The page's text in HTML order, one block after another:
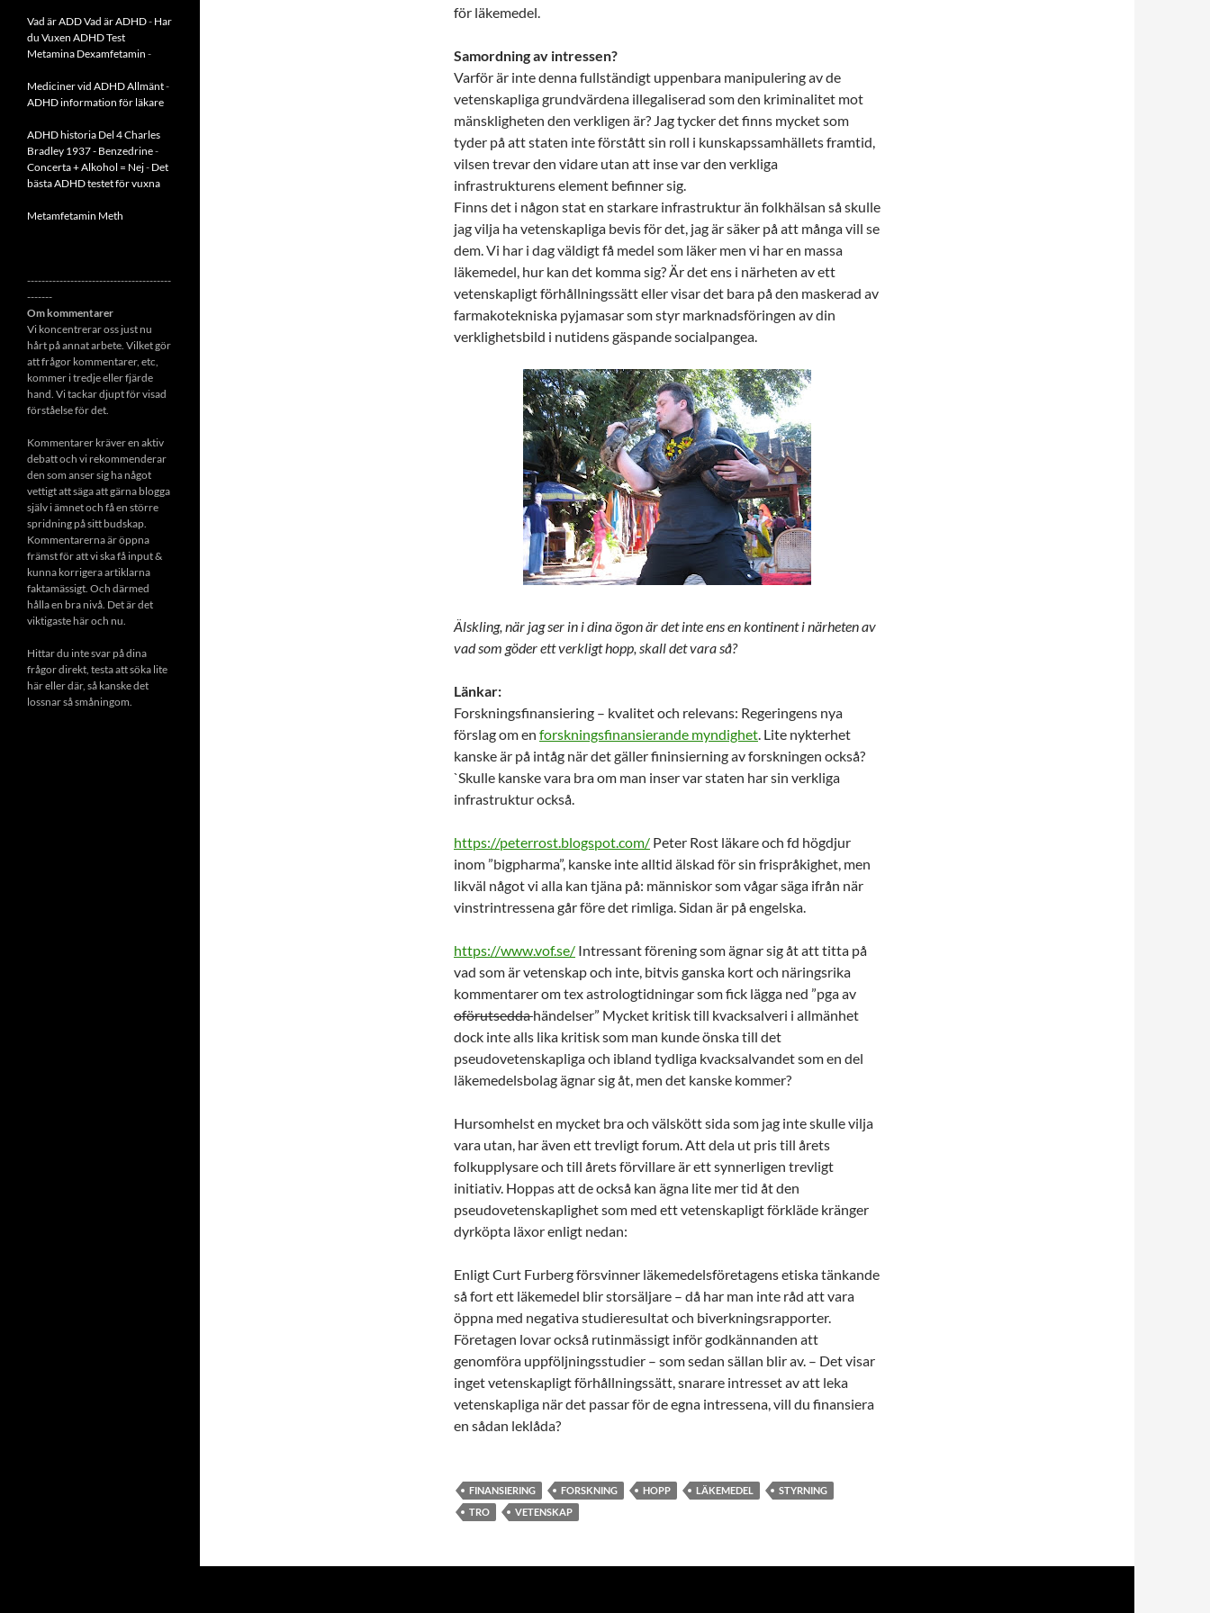
för läkemedel.
Samordning av intressen?
Varför är inte denna fullständigt uppenbara manipulering av de
vetenskapliga grundvärdena illegaliserad som den kriminalitet mot
mänskligheten den verkligen är? Jag tycker det finns mycket som
tyder på att staten inte förstått sin roll i kunskapssamhällets framtid,
vilsen trevar den vidare utan att inse var den verkliga
infrastrukturens element befinner sig.
Finns det i någon stat en starkare infrastruktur än folkhälsan så skulle
jag vilja ha vetenskapliga bevis för det, jag är säker på att många vill se
dem. Vi har i dag väldigt få medel som läker men vi har en massa
läkemedel, hur kan det komma sig? Är det ens i närheten av ett
vetenskapligt förhållningssätt eller visar det bara på den maskerad av
farmakotekniska pyjamasar som styr marknadsföringen av din
verklighetsbild i nutidens gäspande socialpangea.
Älskling, när jag ser in i dina ögon är det inte ens en kontinent i närheten av
vad som göder ett verkligt hopp, skall det vara så?
Länkar:
Forskningsfinansiering – kvalitet och relevans: Regeringens nya
förslag om en forskningsfinansierande myndighet. Lite nykterhet
kanske är på intåg när det gäller fininsierning av forskningen också?
`Skulle kanske vara bra om man inser var staten har sin verkliga
infrastruktur också.
https://peterrost.blogspot.com/ Peter Rost läkare och fd högdjur
inom ”bigpharma”, kanske inte alltid älskad för sin frispråkighet, men
likväl något vi alla kan tjäna på: människor som vågar säga ifrån när
vinstrintressena går före det rimliga. Sidan är på engelska.
https://www.vof.se/ Intressant förening som ägnar sig åt att titta på
vad som är vetenskap och inte, bitvis ganska kort och näringsrika
kommentarer om tex astrologtidningar som fick lägga ned ”pga av
oförutseddahändelser” Mycket kritisk till kvacksalveri i allmänhet
dock inte alls lika kritisk som man kunde önska till det
pseudovetenskapliga och ibland tydliga kvacksalvandet som en del
läkemedelsbolag ägnar sig åt, men det kanske kommer?
Hursomhelst en mycket bra och välskött sida som jag inte skulle vilja
vara utan, har även ett trevligt forum. Att dela ut pris till årets
folkupplysare och till årets förvillare är ett synnerligen trevligt
initiativ. Hoppas att de också kan ägna lite mer tid åt den
pseudovetenskaplighet som med ett vetenskapligt förkläde kränger
dyrköpta läxor enligt nedan:
Enligt Curt Furberg försvinner läkemedelsföretagens etiska tänkande
så fort ett läkemedel blir storsäljare – då har man inte råd att vara
öppna med negativa studieresultat och biverkningsrapporter.
Företagen lovar också rutinmässigt inför godkännanden att
genomföra uppföljningsstudier – som sedan sällan blir av. – Det visar
inget vetenskapligt förhållningssätt, snarare intresset av att leka
vetenskapliga när det passar för de egna intressena, vill du finansiera
en sådan leklåda?
FINANSIERING FORSKNING HOPP LÄKEMEDEL
STYRNING
TRO
VETENSKAP
Vad är ADDVad är ADHD- Har
du Vuxen ADHD Test
Metamina Dexamfetamin -
Mediciner vid ADHD Allmänt-
ADHD information för läkare
ADHD historia Del 4 Charles
Bradley 1937 - Benzedrine-
Concerta + Alkohol = Nej- Det
bästa ADHD testet för vuxna
Metamfetamin Meth
----------------------------------------
-------
Om kommentarer
Vi koncentrerar oss just nu
hårt på annat arbete. Vilket gör
att frågor kommentarer, etc,
kommer i tredje eller fjärde
hand. Vi tackar djupt för visad
förståelse för det.
Kommentarer kräver en aktiv
debatt och vi rekommenderar
den som anser sig ha något
vettigt att säga att gärna blogga
själv i ämnet och få en större
spridning på sitt budskap.
Kommentarerna är öppna
främst för att vi ska få input &
kunna korrigera artiklarna
faktamässigt. Och därmed
hålla en bra nivå. Det är det
viktigaste här och nu.
Hittar du inte svar på dina
frågor direkt, testa att söka lite
här eller där, så kanske det
lossnar så småningom.